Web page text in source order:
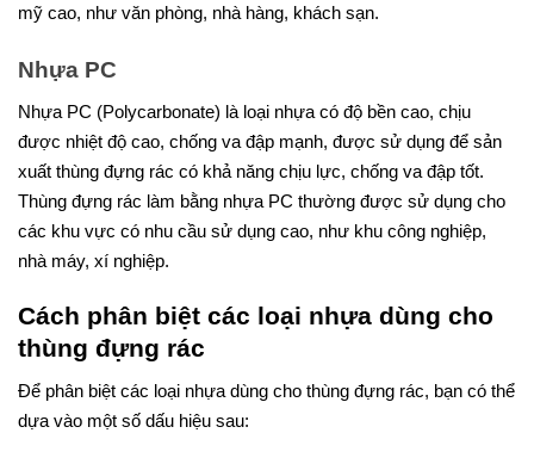
mỹ cao, như văn phòng, nhà hàng, khách sạn.
Nhựa PC
Nhựa PC (Polycarbonate) là loại nhựa có độ bền cao, chịu
được nhiệt độ cao, chống va đập mạnh, được sử dụng để sản
xuất thùng đựng rác có khả năng chịu lực, chống va đập tốt.
Thùng đựng rác làm bằng nhựa PC thường được sử dụng cho
các khu vực có nhu cầu sử dụng cao, như khu công nghiệp,
nhà máy, xí nghiệp.
Cách phân biệt các loại nhựa dùng cho
thùng đựng rác
Để phân biệt các loại nhựa dùng cho thùng đựng rác, bạn có thể
dựa vào một số dấu hiệu sau: